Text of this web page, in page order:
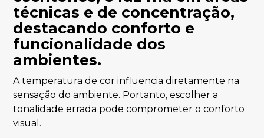
A temperatura de cor influencia diretamente na
sensação do ambiente. Portanto, escolher a
tonalidade errada pode comprometer o conforto
visual.